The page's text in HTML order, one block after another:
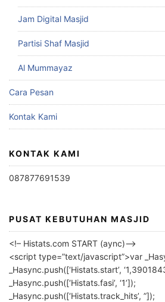
Jam Digital Masjid
Partisi Shaf Masjid
Al Mummayaz
Cara Pesan
Kontak Kami
KONTAK KAMI
087877691539
PUSAT KEBUTUHAN MASJID
<!– Histats.com START (aync)–>
<script type=”text/javascript”>var
_Hasync.push([‘Histats.start’,
_Hasync.push([‘Histats.fasi’, ‘1’]);
_Hasync.push([‘Histats.track_hits’, ”]);